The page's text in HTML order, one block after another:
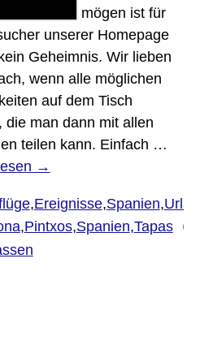
mögen ist für
unserer Homepage
Geheimnis. Wir lieben
wenn alle möglichen
auf dem Tisch
die man dann mit allen
teilen kann. Einfach …
→
,Ereignisse,Spanien,Urlaub
,Pintxos,Spanien,Tapas